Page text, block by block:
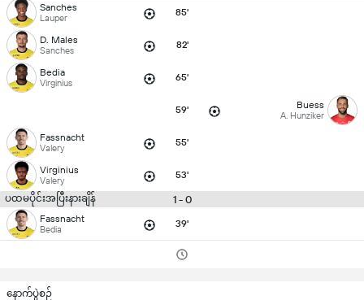
Sanches
Lauper 85'
D. Males
Sanches 82'
Bedia
Virginius 65'
59' Buess
A. Hunziker
Fassnacht
Valery 55'
Virginius
Valery 53'
ပထမပိုင်းအပြီးနားချိန် 1 - 0
Fassnacht
Bedia 39'
နောက်ပွဲစဉ်